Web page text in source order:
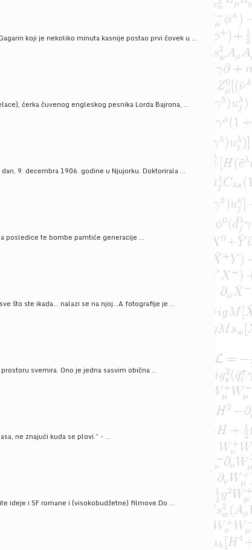
koji je nekoliko minuta kasnije postao prvi čovek u ...
ćerka čuvenog engleskog pesnika Lorda Bajrona, ...
9. decembra 1906. godine u Njujorku. Doktorirala ...
posledice te bombe pamtiće generacije ...
što ste ikada… nalazi se na njoj…A fotografije je ...
svemira. Ono je jedna sasvim obična ...
ne znajući kuda se plovi.” - ...
ideje i SF romane i (visokobudžetne) filmove.Do ...